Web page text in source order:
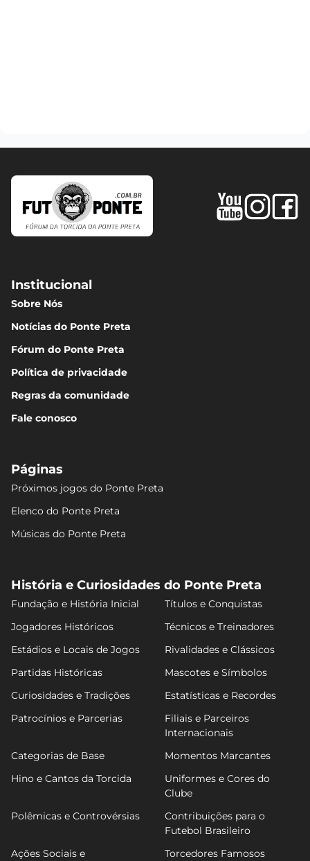
Institucional
Sobre Nós
Notícias do Ponte Preta
Fórum do Ponte Preta
Política de privacidade
Regras da comunidade
Fale conosco
Páginas
Próximos jogos do Ponte Preta
Elenco do Ponte Preta
Músicas do Ponte Preta
História e Curiosidades do Ponte Preta
Fundação e História Inicial
Títulos e Conquistas
Jogadores Históricos
Técnicos e Treinadores
Estádios e Locais de Jogos
Rivalidades e Clássicos
Partidas Históricas
Mascotes e Símbolos
Curiosidades e Tradições
Estatísticas e Recordes
Patrocínios e Parcerias
Filiais e Parceiros
Internacionais
Categorias de Base
Momentos Marcantes
Hino e Cantos da Torcida
Uniformes e Cores do
Clube
Polêmicas e Controvérsias
Contribuições para o
Futebol Brasileiro
Ações Sociais e
Torcedores Famosos